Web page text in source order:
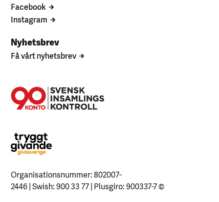
Facebook
Instagram
Nyhetsbrev
Få vårt nyhetsbrev
Organisationsnummer: 802007-
2446 | Swish: 900 33 77 | Plusgiro: 900337-7©